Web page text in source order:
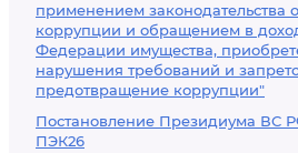
применением законодательства
коррупции и обращением в
Федерации имущества,
нарушения требований и
предотвращение коррупции"
Постановление Президиума ВС
ПЭК26